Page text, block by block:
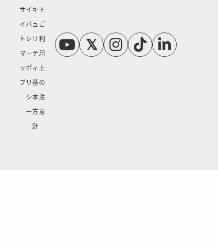
サ
イ
ト
マ
ッ
プ
イ
バ
シ
ー
ポ
リ
シ
ー
キ
ュ
リ
テ
ィ
基
本
方
針
ト
ご
利
用
上
の
注
意